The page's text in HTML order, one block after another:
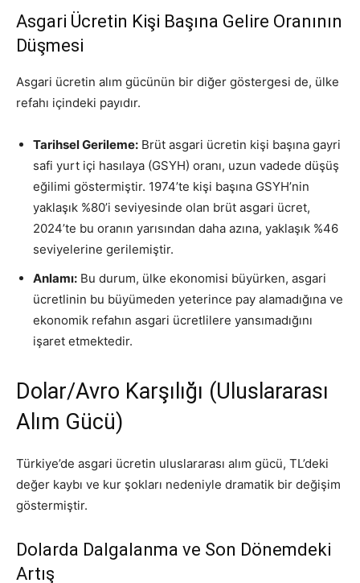
Asgari Ücretin Kişi Başına Gelire Oranının
Düşmesi
Asgari ücretin alım gücünün bir diğer göstergesi de, ülke
refahı içindeki payıdır.
Tarihsel Gerileme: Brüt asgari ücretin kişi başına gayri
safi yurt içi hasılaya (GSYH) oranı, uzun vadede düşüş
eğilimi göstermiştir. 1974’te kişi başına GSYH’nin
yaklaşık %80’i seviyesinde olan brüt asgari ücret,
2024’te bu oranın yarısından daha azına, yaklaşık %46
seviyelerine gerilemiştir.
Anlamı: Bu durum, ülke ekonomisi büyürken, asgari
ücretlinin bu büyümeden yeterince pay alamadığına ve
ekonomik refahın asgari ücretlilere yansımadığını
işaret etmektedir.
Dolar/Avro Karşılığı (Uluslararası
Alım Gücü)
Türkiye’de asgari ücretin uluslararası alım gücü, TL’deki
değer kaybı ve kur şokları nedeniyle dramatik bir değişim
göstermiştir.
Dolarda Dalgalanma ve Son Dönemdeki
Artış